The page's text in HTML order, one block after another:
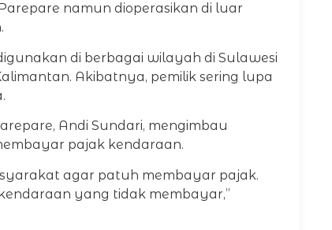
namun dioperasikan di luar
di berbagai wilayah di Sulawesi
Akibatnya, pemilik sering lupa
Andi Sundari, mengimbau
pajak kendaraan.
agar patuh membayar pajak.
yang tidak membayar,”